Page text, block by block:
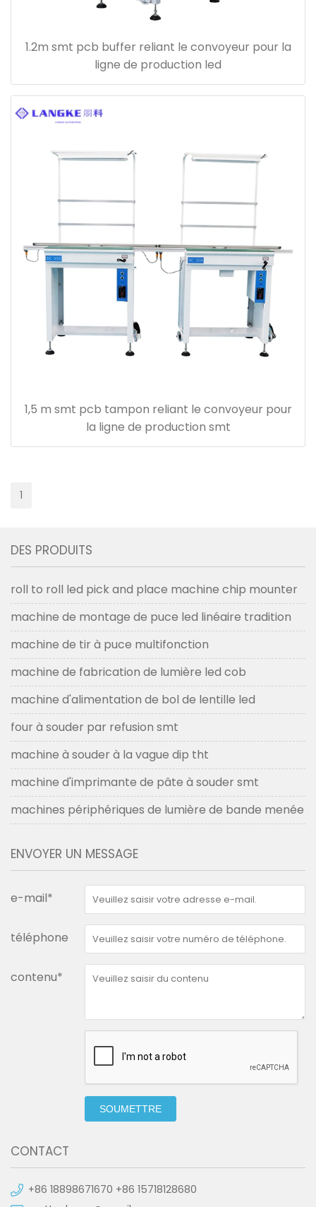
1.2m smt pcb buffer reliant le convoyeur pour la
ligne de production led
1,5 m smt pcb tampon reliant le convoyeur pour
la ligne de production smt
1
DES PRODUITS
roll to roll led pick and place machine chip mounter
machine de montage de puce led linéaire tradition
machine de tir à puce multifonction
machine de fabrication de lumière led cob
machine d'alimentation de bol de lentille led
four à souder par refusion smt
machine à souder à la vague dip tht
machine d'imprimante de pâte à souder smt
machines périphériques de lumière de bande menée
ENVOYER UN MESSAGE
e-mail*
téléphone
contenu*
SOUMETTRE
CONTACT
+86 18898671670 +86 15718128680